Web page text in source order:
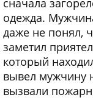
сначала
одежда.
даже не понял,
заметил
который
вывел мужчину
вызвали